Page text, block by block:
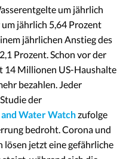
um jährlich
jährlich 5,64 Prozent
jährlichen Anstieg des
Prozent. Schon vor der
14 Millionen US-Haushalte
bezahlen. Jeder
der
and Water Watchzufolge
bedroht. Corona und
jetzt eine gefährliche